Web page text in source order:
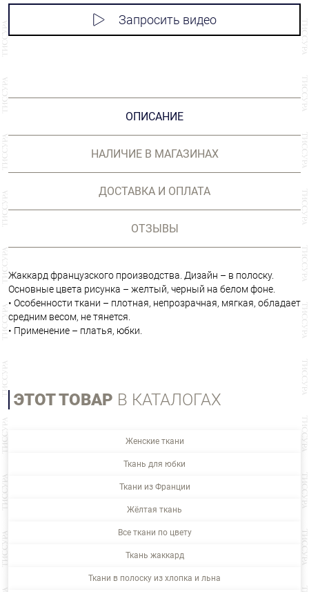
Запросить видео
ОПИСАНИЕ
НАЛИЧИЕ В МАГАЗИНАХ
ДОСТАВКА И ОПЛАТА
ОТЗЫВЫ
Жаккард французского производства. Дизайн – в полоску.
Основные цвета рисунка – желтый, черный на белом фоне.
• Особенности ткани – плотная, непрозрачная, мягкая, обладает
средним весом, не тянется.
• Применение – платья, юбки.
ЭТОТ ТОВАР В КАТАЛОГАХ
Женские ткани
Ткань для юбки
Ткани из Франции
Жёлтая ткань
Все ткани по цвету
Ткань жаккард
Ткани в полоску из хлопка и льна